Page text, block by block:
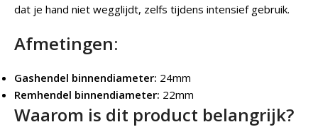
dat je hand niet wegglijdt, zelfs tijdens intensief gebruik.
Afmetingen:
Gashendel binnendiameter: 24mm
Remhendel binnendiameter: 22mm
Waarom is dit product belangrijk?